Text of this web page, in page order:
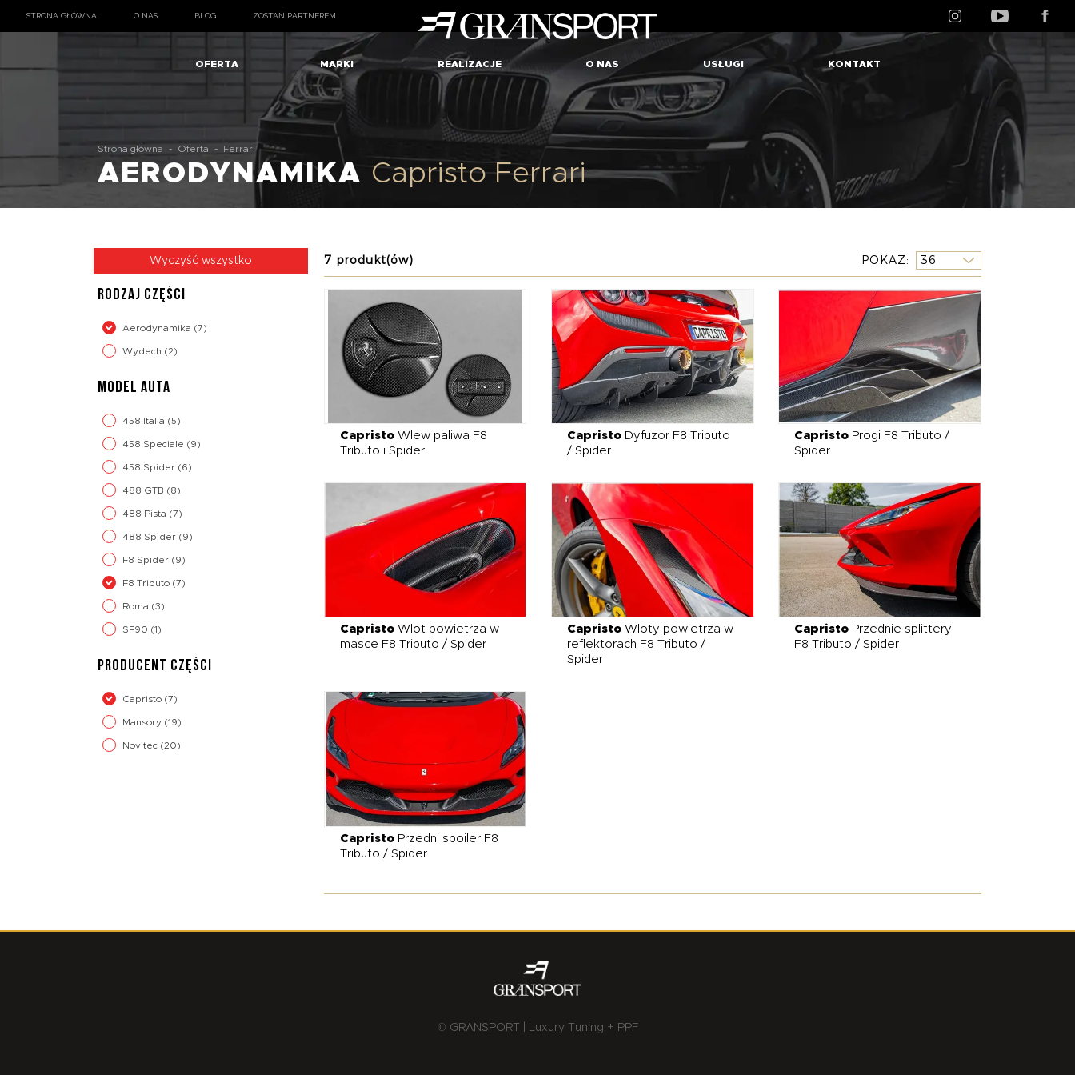
STRONA GŁÓWNA O NAS BLOG ZOSTAŃ PARTNEREM
OFERTA MARKI REALIZACJE O NAS USŁUGI KONTAKT
Strona główna - Oferta - Ferrari
AERODYNAMIKA Capristo Ferrari
Wyczyść wszystko
RODZAJ CZĘŚCI
Aerodynamika (7)
Wydech (2)
MODEL AUTA
458 Italia (5)
458 Speciale (9)
458 Spider (6)
488 GTB (8)
488 Pista (7)
488 Spider (9)
F8 Spider (9)
F8 Tributo (7)
Roma (3)
SF90 (1)
PRODUCENT CZĘŚCI
Capristo (7)
Mansory (19)
Novitec (20)
7 produkt(ów) POKAŻ
CapristoWlew paliwa F8
Tributo i Spider
CapristoDyfuzor F8 Tributo
/ Spider
Capristo Progi F8 Tributo /
Spider
CapristoWlot powietrza w
masce F8 Tributo / Spider
CapristoWloty powietrza w
reflektorach F8 Tributo /
Spider
Capristo Przednie splittery
F8 Tributo / Spider
CapristoPrzedni spoiler F8
Tributo / Spider
© GRANSPORT | Luxury Tuning + PPF